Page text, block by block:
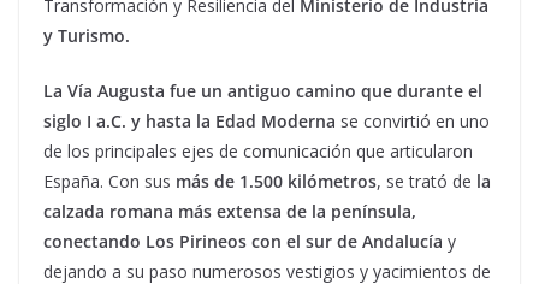
Transformación y Resiliencia del Ministerio de Industria
y Turismo.
La Vía Augusta fue un antiguo camino que durante el
siglo I a.C. y hasta la Edad Moderna se convirtió en uno
de los principales ejes de comunicación que articularon
España. Con sus más de 1.500 kilómetros, se trató de la
calzada romana más extensa de la península,
conectando Los Pirineos con el sur de Andalucía y
dejando a su paso numerosos vestigios y yacimientos de